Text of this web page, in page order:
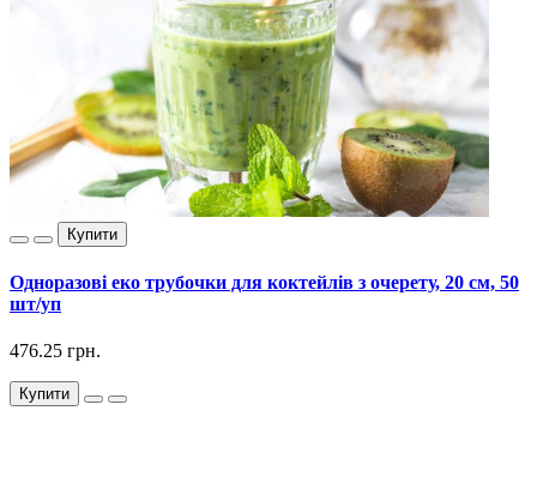
Купити
Одноразові еко трубочки для коктейлів з очерету, 20 см, 50
шт/уп
476.25 грн.
Купити